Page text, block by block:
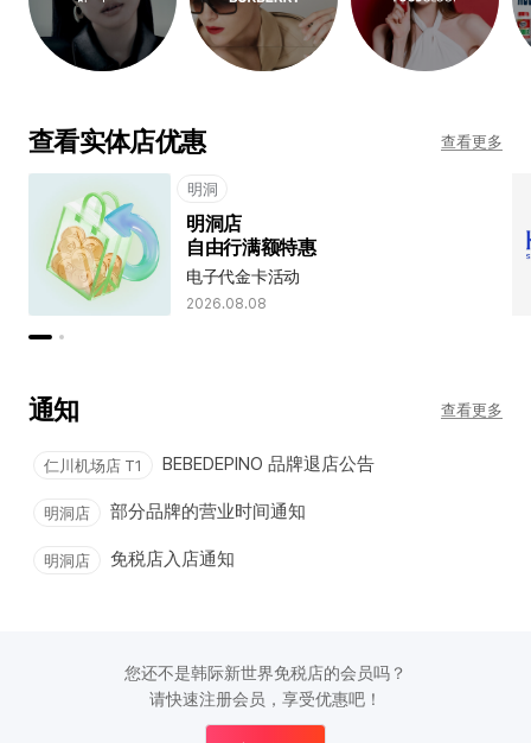
查看实体店优惠 查看更多
明洞
明洞店
自由行满额特惠
电子代金卡活动
2026.08.08
通知 查看更多
仁川机场店 T1 BEBEDEPINO 品牌退店公告
明洞店 部分品牌的营业时间通知
明洞店 免税店入店通知
您还不是韩际新世界免税店的会员吗？
请快速注册会员，享受优惠吧！